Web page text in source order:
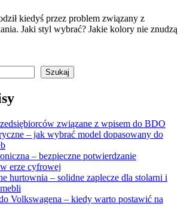
kiedyś przez problem związany z
Jaki styl wybrać? Jakie kolory nie znudzą
Szukaj
związane z wpisem do BDO
– jak wybrać model dopasowany do
– bezpieczne potwierdzanie
erze cyfrowej
hurtownia – solidne zaplecze dla stolarni i
Volkswagena – kiedy warto postawić na